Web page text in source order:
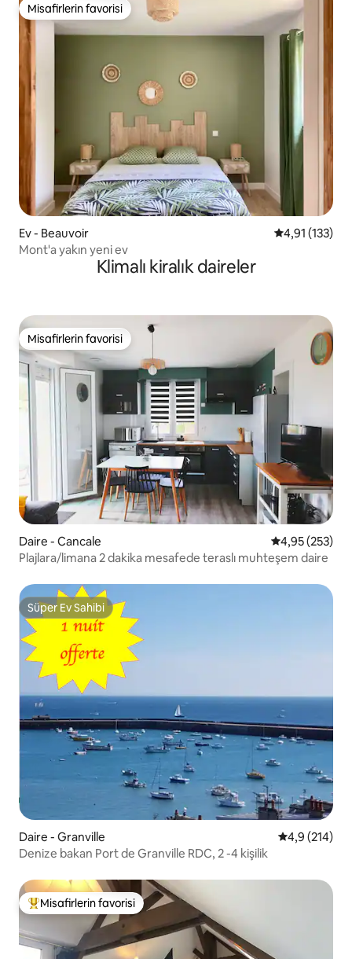
Misafirlerin favorisi
Misafirlerin favorisi
Ev - Beauvoir 5 üzerinden
4,91 (133)
Mont'a yakın yeni ev
Klimalı kiralık daireler
Misafirlerin favorisi
Misafirlerin favorisi
Daire - Cancale 5 üzerinden
4,95 (253)
Plajlara/limana 2 dakika mesafede teraslı muhteşem daire
Süper Ev Sahibi
Süper Ev Sahibi
Daire - Granville 5 üzerinden
4,9 (214)
Denize bakan Port de Granville RDC, 2 -4 kişilik
Misafirlerin favorilerinden en beğenilenler arasında
Misafirlerin favorisi